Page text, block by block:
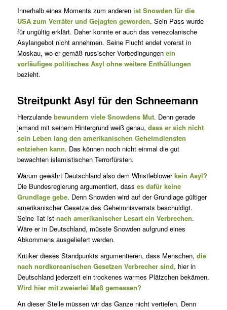
Innerhalb eines Moments zum anderen ist Snowden für die
USA zum Verräter und Gejagten geworden. Sein Pass wurde
für ungültig erklärt. Daher konnte er auch das venezolanische
Asylangebot nicht annehmen. Seine Flucht endet vorerst in
Moskau, wo er gemäß russischer Vorbedingungen ein
vorläufiges politisches Asyl ohne weitere Enthüllungen
bezieht.
Streitpunkt Asyl für den Schneemann
Hierzulande bewundern viele Snowdens Mut. Denn gerade
jemand mit seinem Hintergrund weiß genau, dass er sich nicht
sein Leben lang den amerikanischen Geheimdiensten
entziehen kann. Das können noch nicht einmal die gut
bewachten islamistischen Terrorfürsten.
Warum gewährt Deutschland also dem Whistleblowerkein Asyl?
Die Bundesregierung argumentiert, dass es dafür keine
Grundlage gebe. Denn Snowden wird auf der Grundlage gültiger
amerikanischer Gesetze des Geheimnisverrats beschuldigt.
Seine Tat ist nach amerikanischer Lesart ein Verbrechen.
Wäre er in Deutschland, müsste Snowden aufgrund eines
Abkommens ausgeliefert werden.
Kritiker dieses Standpunkts argumentieren, dass Menschen, die
nach nordkoreanischen Gesetzen Verbrecher sind, hier in
Deutschland jederzeit ein trockenes warmes Plätzchen bekämen.
Wird hier mit zweierlei Maß gemessen?
An dieser Stelle müssen wir das Ganze nicht vertiefen. Denn